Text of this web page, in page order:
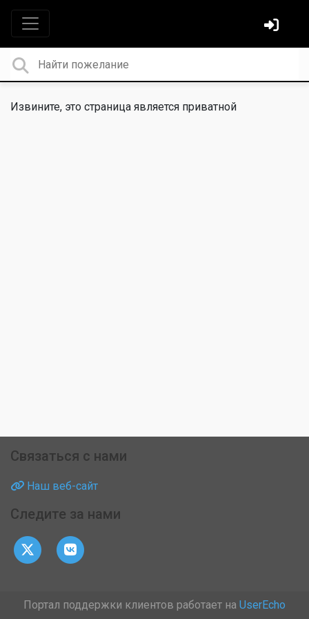
Извините, это страница является приватной
Связаться с нами
Наш веб-сайт
Следите за нами
Портал поддержки клиентов работает на UserEcho